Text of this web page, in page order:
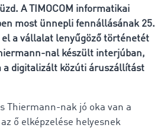
A TIMOCOM informatikai
most ünnepli fennállásának 25.
el a vállalat lenyűgöző történetét
nal készült interjúban,
digitalizált közúti áruszállítást
Thiermann-nak jó oka van a
ő elképzelése helyesnek